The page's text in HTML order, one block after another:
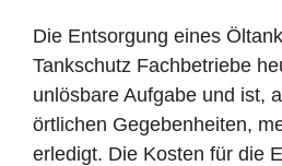
Die Entsorgung eines
Tankschutz Fachbetriebe
unlösbare Aufgabe und ist,
örtlichen Gegebenheiten,
erledigt. Die Kosten für die